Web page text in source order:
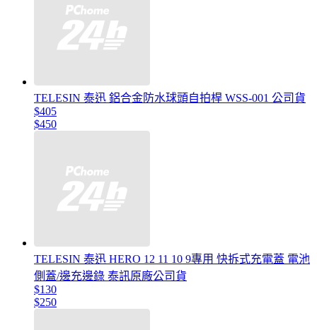
TELESIN 泰迅 鋁合金防水球頭自拍桿 WSS-001 公司貨
$405
$450
TELESIN 泰迅 HERO 12 11 10 9專用 快拆式充電蓋 電池
側蓋/邊充邊錄 泰訊原廠公司貨
$130
$250